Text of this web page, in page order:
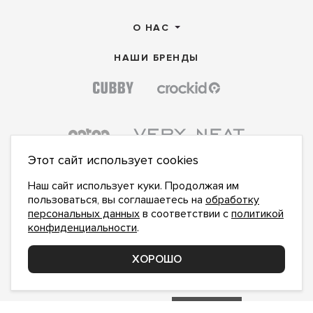
О НАС
НАШИ БРЕНДЫ
ПОДПИСАТЬСЯ НА НОВОСТИ:
сполитикой конфиденциальностиознакомлен и
Этот сайт использует cookies
Наш сайт использует куки. Продолжая им
пользоваться, вы соглашаетесь на обработку
персональных данных в соответствии с политикой
конфиденциальности.
ХОРОШО